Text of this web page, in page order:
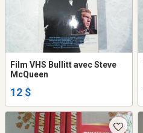
Film VHS Bullitt avec Steve
McQueen
12 $